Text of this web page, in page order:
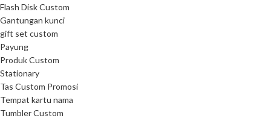
Flash Disk Custom
Gantungan kunci
gift set custom
Payung
Produk Custom
Stationary
Tas Custom Promosi
Tempat kartu nama
Tumbler Custom